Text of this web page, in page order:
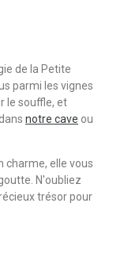
de la Petite
parmi les vignes
le souffle, et
notre cave ou
charme, elle vous
N'oubliez
trésor pour